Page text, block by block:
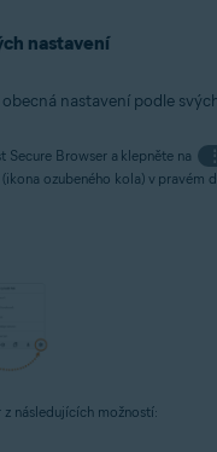
nastavení
nastavení podle
Secure Browser a klepněte na ⋮
(ikona ozubeného kola) v pravém
následujících možností: